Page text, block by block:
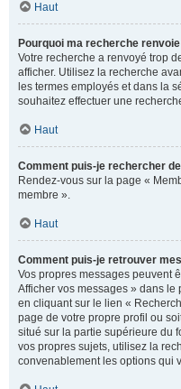
Haut
Pourquoi ma recherche
Votre recherche a renvoyé trop
afficher. Utilisez la recherche
les termes employés et dans la
souhaitez effectuer une
Haut
Comment puis-je rechercher
Rendez-vous sur la page «
membre ».
Haut
Comment puis-je retrouver
Vos propres messages peuvent
Afficher vos messages » dans le
en cliquant sur le lien «
page de votre propre profil ou
situé sur la partie supérieure du
vos propres sujets, utilisez la
convenablement les options qui